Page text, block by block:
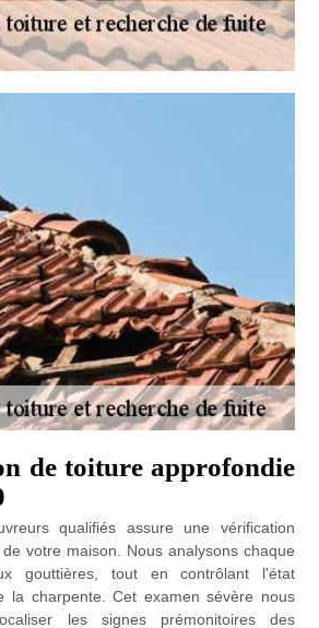
de toiture approfondie
qualifiés assure une vérification
votre maison. Nous analysons chaque
gouttières, tout en contrôlant l'état
la charpente. Cet examen sévère nous
les signes prémonitoires des